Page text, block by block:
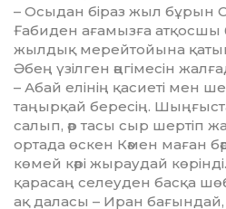
– Осыдан біраз жыл бұрын
Ғабиден ағамызға атқосшы
жылдық мерейтойына
Әбең үзілген әңгімесін
– Абай елінің қасиеті мен
таңырқай бересің.
салып, әр тасы сыр шертіп
ортада өскен Кәмен маған
көмей кәрі жы­раудай
қарасаң селеуден басқа
ақ даласы – Иран